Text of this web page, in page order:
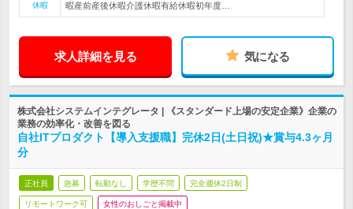
休暇
暇産前産後休暇介護休暇有給休暇初年度…
求人詳細を見る 気になる
株式会社システムインテグレータ | 《スタンダード上場の安定企業》企業の
業務の効率化・改善を図る
自社ITプロダクト【導入支援職】完休2日(土日祝)★賞与4.3ヶ月
分
正社員 急募 転勤なし 学歴不問 完全週休2日制
リモートワーク可 女性のおしごと掲載中